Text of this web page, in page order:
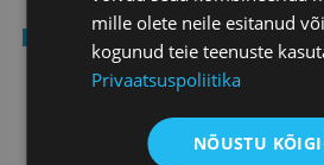
Sarnaselt senisele
hindamisaruande, analüüsides
täitmist ning tuues välja kooli
parendusvaldkonnad
(uue mudeli punkt 37).
mille olete neile esitanud
kogunud teie teenuste
Privaatsuspoliitika
NÕUSTU